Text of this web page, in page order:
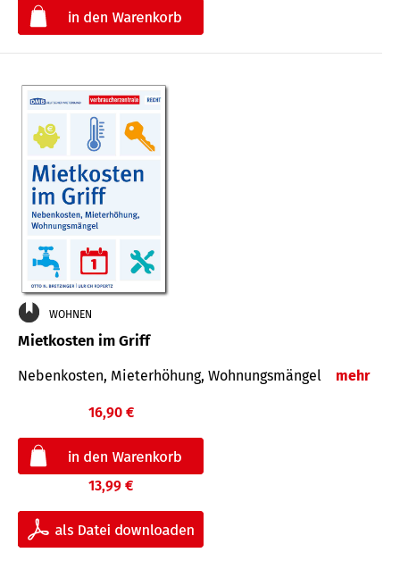
WOHNEN
Mietkosten im Griff
Nebenkosten, Mieterhöhung, Wohnungsmängel mehr
16,90 €
13,99 €